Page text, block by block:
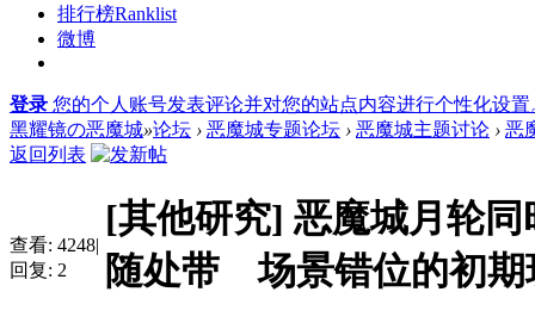
排行榜Ranklist
微博
登录 您的个人账号发表评论并对您的站点内容进行个性化设置
黑耀镜の恶魔城»论坛 › 恶魔城专题论坛 › 恶魔城主题讨论 › 恶
返回列表
查看: 4248|
回复: 2
[其他研究] 恶魔城月轮
随处带 场景错位的初期